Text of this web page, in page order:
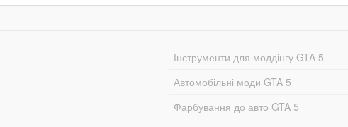
Інструменти для моддінгу GTA 5
Автомобільні моди GTA 5
Фарбування до авто GTA 5